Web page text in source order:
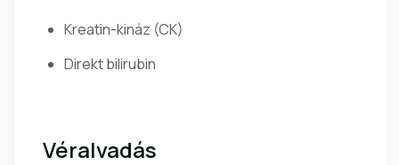
Kreatin-kináz (CK)
Direkt bilirubin
Véralvadás